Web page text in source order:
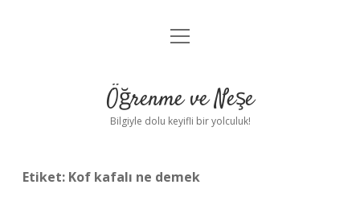
Anasayfa
Yasal Uyarı
menüyü
Öğrenme ve Neşe
Bilgiyle dolu keyifli bir yolculuk!
Etiket: Kof kafalı ne demek